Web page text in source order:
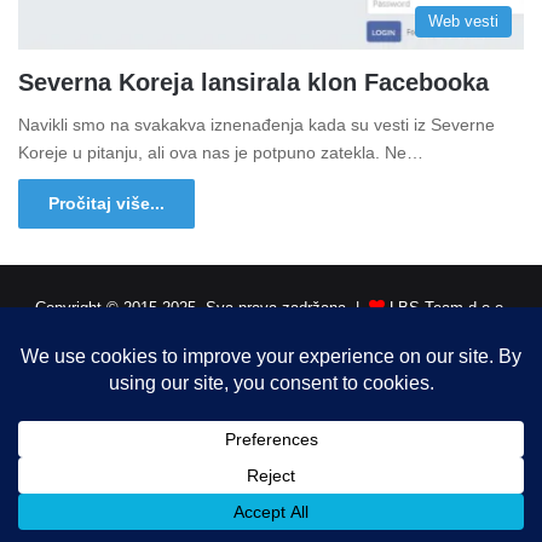
Web vesti
Severna Koreja lansirala klon Facebooka
Navikli smo na svakakva iznenađenja kada su vesti iz Severne
Koreje u pitanju, ali ova nas je potpuno zatekla. Ne…
Pročitaj više...
Copyright © 2015-2025, Sva prava zadržana | LBS Team d.o.o.
Facebook
X LinkedInInstagram
RSS